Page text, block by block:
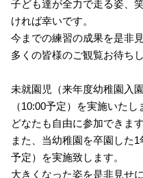
入園案内
子育て支援
未就園児教室
課外授業
子ども達が全力で走る姿、
ければ幸いです。
今までの練習の成果を是非
多くの皆様のご観覧お待ち
未就園児（来年度幼稚園入
（10:00予定）を実施いたし
どなたも自由に参加できま
また、当幼稚園を卒園した
予定）を実施致します。
大きくなった姿を是非見せ